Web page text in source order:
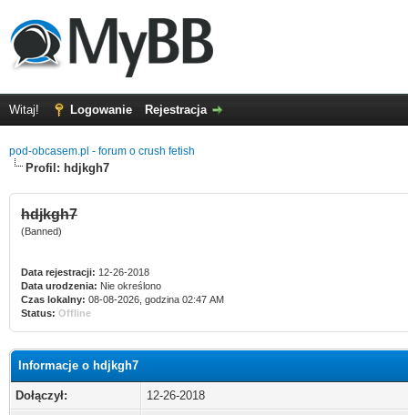
Witaj! Logowanie Rejestracja
pod-obcasem.pl - forum o crush fetish
Profil: hdjkgh7
hdjkgh7
(Banned)
Data rejestracji: 12-26-2018
Data urodzenia: Nie określono
Czas lokalny: 08-08-2026, godzina 02:47 AM
Status: Offline
Informacje o hdjkgh7
Dołączył:
12-26-2018